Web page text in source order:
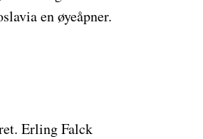
en øyeåpner.
Erling Falck